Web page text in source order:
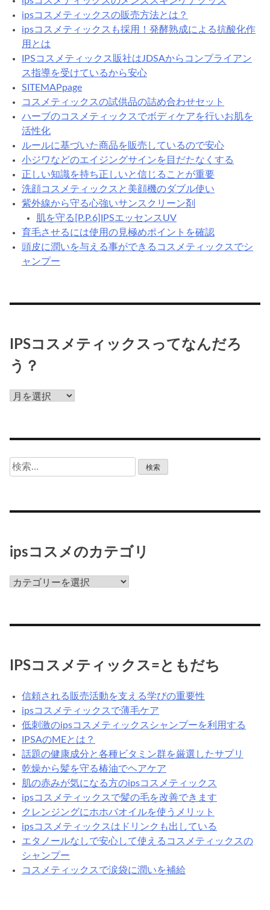
ipsコスメティックスの販売方法とは？
ipsコスメティックスも採用！発酵熟成による抗酸化作
用とは
IPSコスメティックス販社はJDSAからコンプライアン
ス指導を受けているから安心
SITEMAPpage
コスメティックスの試供品の詰め合わせセット
ハーブのコスメティックスでボディケアを行いお肌を
活性化
ルールに基づいた商品を販売しているので安心
小ジワなどのエイジングサインを目だたなくする
正しい知識を持ち正しいと信じることが重要
洗顔コスメティックスと美顔機のダブル使い
紫外線から守る心強いサンスクリーン剤
肌を守る[P.P.6]IPSエッセンスUV
育毛させるには使用の見極めポイントを確認
頭皮に潤いを与える事ができるコスメティックスでシ
ャンプー
IPSコスメティックスってなんだろ
う？
IPS
メ
ィ
ス
な
だ
検
索:
ipsコスメのカテゴリ
ips
メ
テ
リ
IPSコスメティックス=ともだち
信頼される販売活動を支える学びの重要性
ipsコスメティックスで薄毛ケア
低刺激のipsコスメティックスシャンプーを利用する
IPSAのMEとは？
話題の健康成分と各種ビタミン群を厳選したサプリ
乾燥から髪を守る椿油でヘアケア
肌の赤みが気になる方のipsコスメティックス
ipsコスメティックスで髪の毛を改善できます
クレンジングにホホバオイルを使うメリット
ipsコスメティックスはドリンクも出している
エタノールなしで安心して使えるコスメティックスの
シャンプー
コスメティックスで涙袋に潤いを補給